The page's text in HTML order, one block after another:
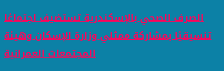
الصرف الصحي بالإسكندرية تستضيف اجتماعًا
تنسيقيًا بمشاركة ممثلي وزارة الإسكان وهيئة
المجتمعات العمرانية